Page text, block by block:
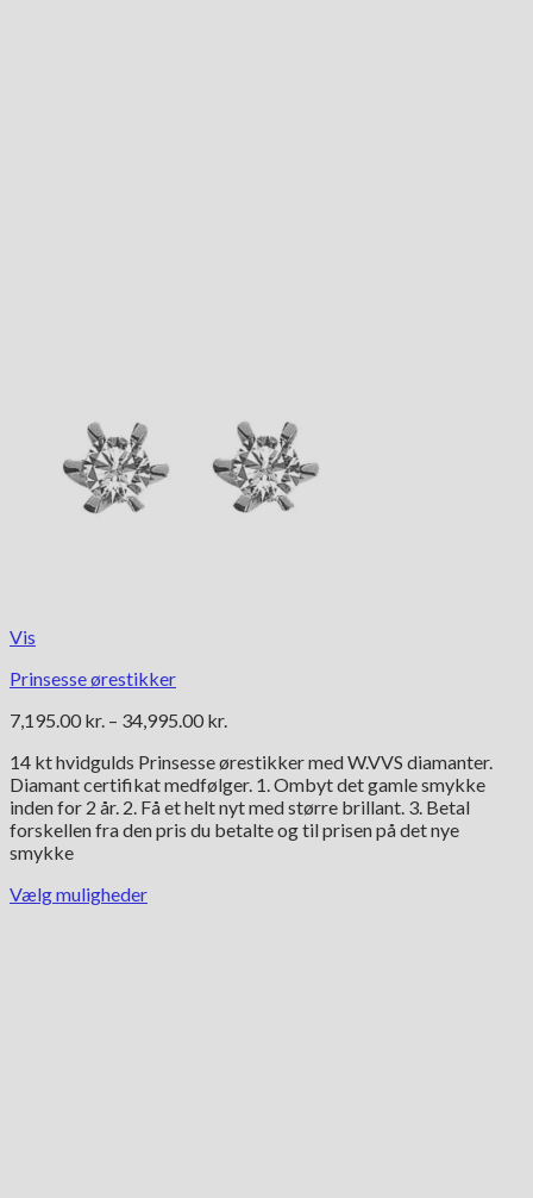
Vis
Prinsesse ørestikker
7,195.00 kr. – 34,995.00 kr.
til
34,995.00 kr.
14 kt hvidgulds Prinsesse ørestikker med W.VVS diamanter.
Diamant certifikat medfølger. 1. Ombyt det gamle smykke
inden for 2 år. 2. Få et helt nyt med større brillant. 3. Betal
forskellen fra den pris du betalte og til prisen på det nye
smykke
Vælg muligheder